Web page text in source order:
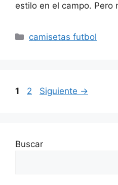
estilo en el campo. Pero
Categorías
camisetas futbol
Página
1 Página
2 Siguiente →
Buscar